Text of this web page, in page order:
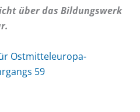
über das Bildungswerk
Ostmitteleuropa-
59